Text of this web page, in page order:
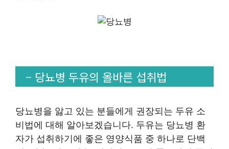
– 당뇨병 두유의 올바른 섭취법
당뇨병을 앓고 있는 분들에게 권장되는 두유 소
비법에 대해 알아보겠습니다. 두유는 당뇨병 환
자가 섭취하기에 좋은 영양식품 중 하나로 단백